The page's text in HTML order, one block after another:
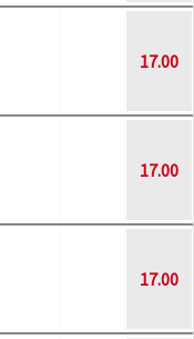
17.00
17.00
17.00